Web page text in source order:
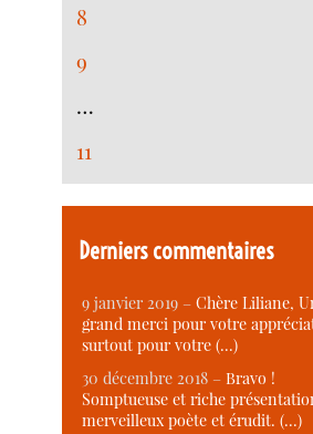
8
9
…
11
Derniers commentaires
9 janvier 2019 –Chère Liliane,
grand merci pour votre
surtout pour votre (…)
30 décembre 2018 –Bravo !
Somptueuse et riche
merveilleux poète et érudit. (…)